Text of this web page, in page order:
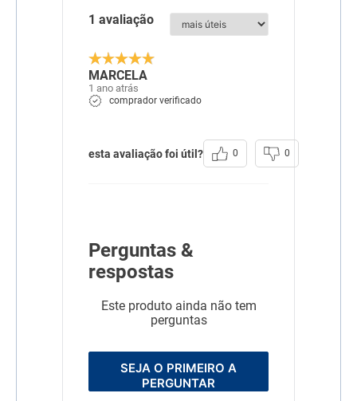
1 avaliação
MARCELA
1 ano atrás
comprador verificado
esta avaliação foi útil? 0 0
Perguntas &
respostas
Este produto ainda não tem
perguntas
SEJA O PRIMEIRO A
PERGUNTAR